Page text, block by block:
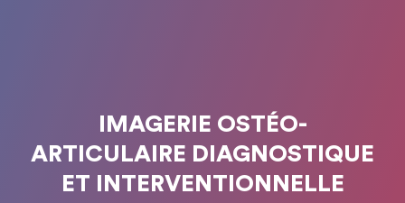
IMAGERIE OSTÉO-
ARTICULAIRE DIAGNOSTIQUE
ET INTERVENTIONNELLE